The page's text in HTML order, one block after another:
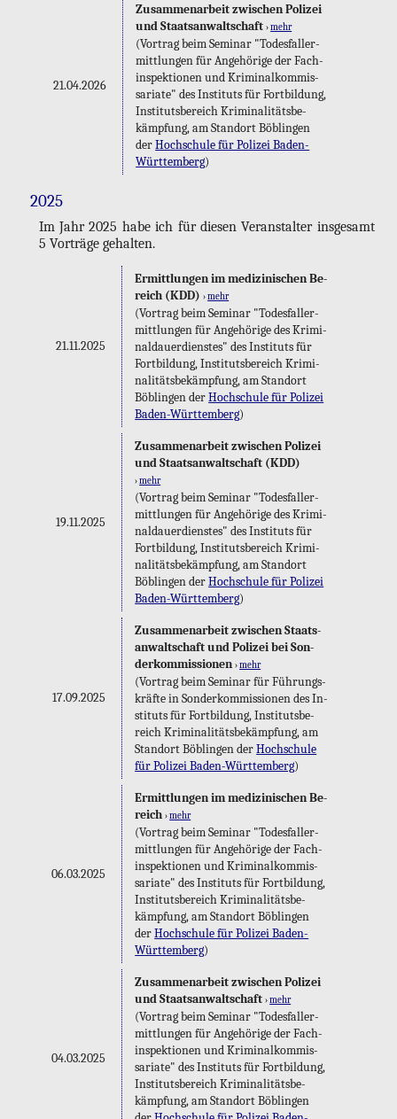
21.04.2026
Zu­sam­men­ar­beit zwi­schen Po­li­zei
und Staats­an­walt­schaft ›mehr
(Vor­trag beim Se­mi­nar "To­des­fall­er­
mitt­lun­gen für An­ge­hö­ri­ge der Fach­
in­spek­tio­nen und Kri­mi­nal­kom­mis­
sa­ria­te" des In­sti­tuts für Fort­bil­dung,
In­sti­tuts­be­reich Kri­mi­na­li­täts­be­
kämp­fung, am Stand­ort Böb­lin­gen
derHoch­schu­le für Po­li­zei Ba­den-
Würt­tem­berg)
2025
Im Jahr 2025 habe ich für die­sen Ver­an­stal­ter ins­ge­samt
5 Vor­trä­ge ge­hal­ten.
21.11.2025
Er­mitt­lun­gen im me­di­zi­ni­schen Be­
reich (KDD) ›mehr
(Vor­trag beim Se­mi­nar "To­des­fall­er­
mitt­lun­gen für An­ge­hö­ri­ge des Kri­mi­
nal­dau­er­diens­tes" des In­sti­tuts für
Fort­bil­dung, In­sti­tuts­be­reich Kri­mi­
na­li­täts­be­kämp­fung, am Stand­ort
Böb­lin­gen derHoch­schu­le für Po­li­zei
Ba­den-Würt­tem­berg)
19.11.2025
Zu­sam­men­ar­beit zwi­schen Po­li­zei
und Staats­an­walt­schaft (KDD)
›mehr
(Vor­trag beim Se­mi­nar "To­des­fall­er­
mitt­lun­gen für An­ge­hö­ri­ge des Kri­mi­
nal­dau­er­diens­tes" des In­sti­tuts für
Fort­bil­dung, In­sti­tuts­be­reich Kri­mi­
na­li­täts­be­kämp­fung, am Stand­ort
Böb­lin­gen derHoch­schu­le für Po­li­zei
Ba­den-Würt­tem­berg)
17.09.2025
Zu­sam­men­ar­beit zwi­schen Staats­
an­walt­schaft und Po­li­zei bei Son­
der­kom­mis­sio­nen ›mehr
(Vor­trag beim Se­mi­nar für Füh­rungs­
kräf­te in Son­der­kom­mis­sio­nen des In­
sti­tuts für Fort­bil­dung, In­sti­tuts­be­
reich Kri­mi­na­li­täts­be­kämp­fung, am
Stand­ort Böb­lin­gen derHoch­schu­le
für Po­li­zei Ba­den-Würt­tem­berg)
06.03.2025
Er­mitt­lun­gen im me­di­zi­ni­schen Be­
reich ›mehr
(Vor­trag beim Se­mi­nar "To­des­fall­er­
mitt­lun­gen für An­ge­hö­ri­ge der Fach­
in­spek­tio­nen und Kri­mi­nal­kom­mis­
sa­ria­te" des In­sti­tuts für Fort­bil­dung,
In­sti­tuts­be­reich Kri­mi­na­li­täts­be­
kämp­fung, am Stand­ort Böb­lin­gen
derHoch­schu­le für Po­li­zei Ba­den-
Würt­tem­berg)
04.03.2025
Zu­sam­men­ar­beit zwi­schen Po­li­zei
und Staats­an­walt­schaft ›mehr
(Vor­trag beim Se­mi­nar "To­des­fall­er­
mitt­lun­gen für An­ge­hö­ri­ge der Fach­
in­spek­tio­nen und Kri­mi­nal­kom­mis­
sa­ria­te" des In­sti­tuts für Fort­bil­dung,
In­sti­tuts­be­reich Kri­mi­na­li­täts­be­
kämp­fung, am Stand­ort Böb­lin­gen